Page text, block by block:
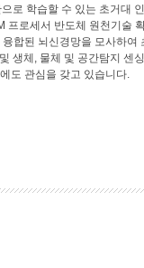
로 학습할 수 있는 초거대
프로세서 반도체 원천기술
합된 뇌신경망을 모사하여
생체, 물체 및 공간탐지 센
도 관심을 갖고 있습니다.